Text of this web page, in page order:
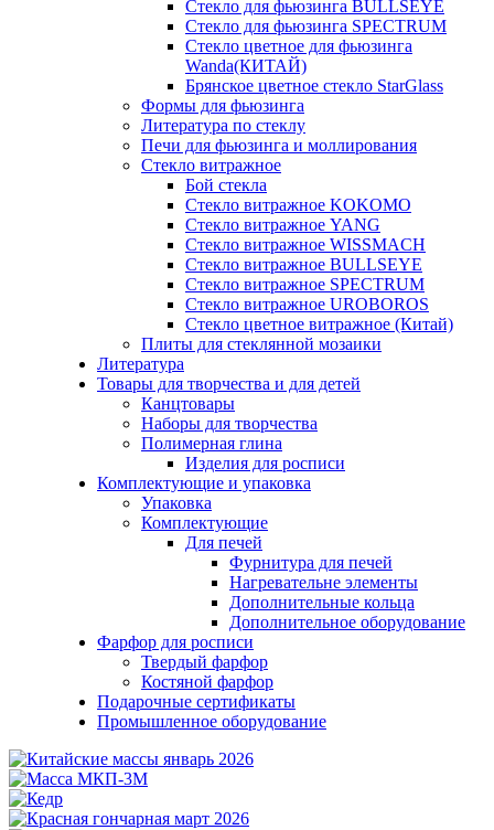
Стекло для фьюзинга BULLSEYE
Стекло для фьюзинга SPECTRUM
Стекло цветное для фьюзинга
Wanda(КИТАЙ)
Брянское цветное стекло StarGlass
Формы для фьюзинга
Литература по стеклу
Печи для фьюзинга и моллирования
Стекло витражное
Бой стекла
Стекло витражное KOKOMO
Стекло витражное YANG
Стекло витражное WISSMACH
Стекло витражное BULLSEYE
Стекло витражное SPECTRUM
Стекло витражное UROBOROS
Стекло цветное витражное (Китай)
Плиты для стеклянной мозаики
Литература
Товары для творчества и для детей
Канцтовары
Наборы для творчества
Полимерная глина
Изделия для росписи
Комплектующие и упаковка
Упаковка
Комплектующие
Для печей
Фурнитура для печей
Нагревательне элементы
Дополнительные кольца
Дополнительное оборудование
Фарфор для росписи
Твердый фарфор
Костяной фарфор
Подарочные сертификаты
Промышленное оборудование